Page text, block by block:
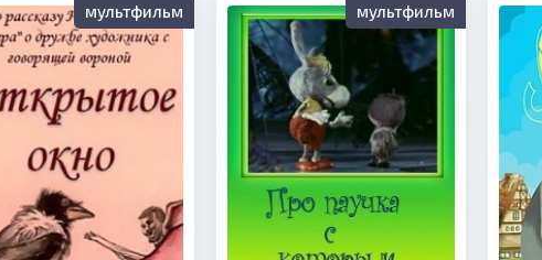
мультфильм мультфильм